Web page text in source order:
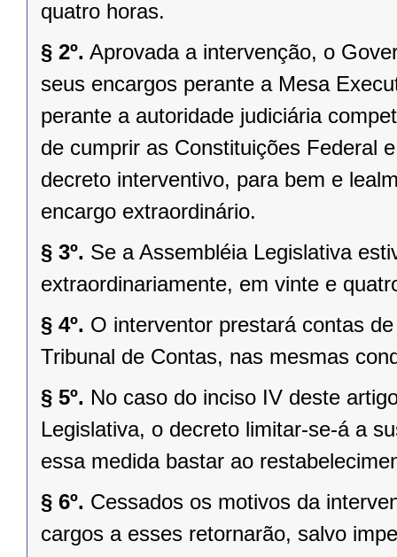
quatro horas.
§ 2º. Aprovada a intervenção, o
seus encargos perante a Mesa
perante a autoridade judiciária
de cumprir as Constituições Federal
decreto interventivo, para bem e
encargo extraordinário.
§ 3º. Se a Assembléia Legislativa
extraordinariamente, em vinte e
§ 4º. O interventor prestará contas
Tribunal de Contas, nas mesmas
§ 5º. No caso do inciso IV deste
Legislativa, o decreto limitar-se-á a
essa medida bastar ao
§ 6º. Cessados os motivos da
cargos a esses retornarão, salvo